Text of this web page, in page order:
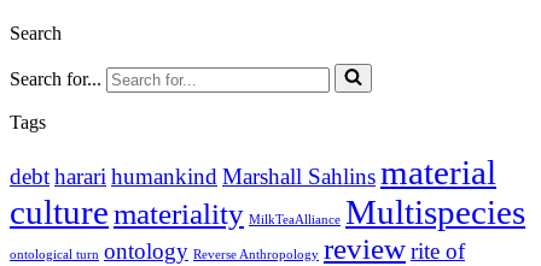
Search
Search for...
Tags
debtharari humankind Marshall Sahlinsmaterial
culturemateriality MilkTeaAlliance Multispecies
ontological turn ontology Reverse Anthropology reviewrite of